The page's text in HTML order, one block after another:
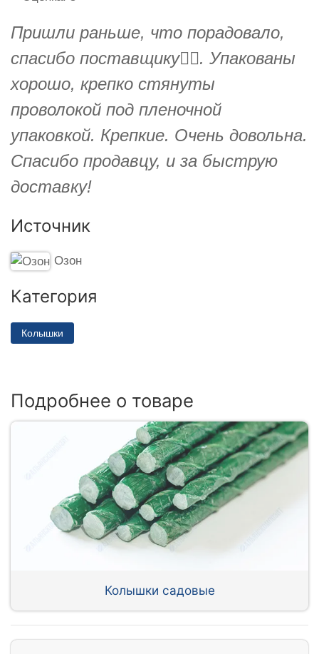
Пришли раньше, что порадовало,
спасибо поставщику👍🏻. Упакованы
хорошо, крепко стянуты
проволокой под пленочной
упаковкой. Крепкие. Очень довольна.
Спасибо продавцу, и за быструю
доставку!
Источник
Озон
Категория
Колышки
Подробнее о товаре
Колышки садовые